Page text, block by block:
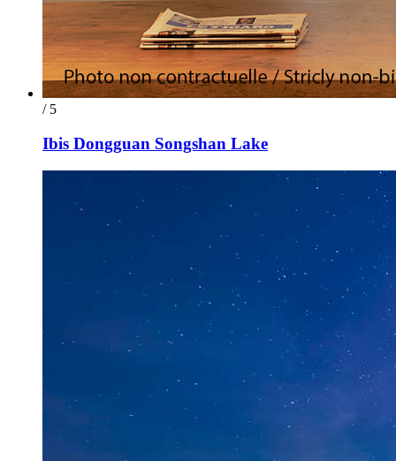
/ 5
Ibis Dongguan Songshan Lake